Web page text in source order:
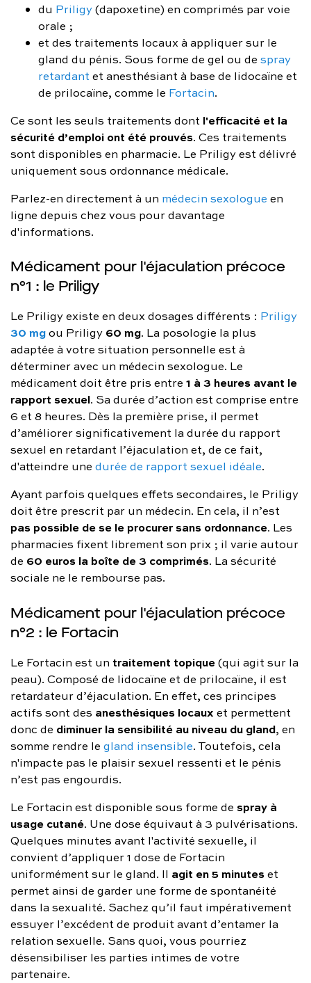
du Priligy(dapoxetine) en comprimés par voie
orale ;
et des traitements locaux à appliquer sur le
gland du pénis. Sous forme de gel ou de spray
retardantet anesthésiant à base de lidocaïne et
de prilocaïne, comme le Fortacin.
Ce sont les seuls traitements dont l'efficacité et la
sécurité d’emploi ont été prouvés. Ces traitements
sont disponibles en pharmacie. Le Priligy est délivré
uniquement sous ordonnance médicale.
Parlez-en directement à un médecin sexologue en
ligne depuis chez vous pour davantage
d'informations.
Médicament pour l'éjaculation précoce
n°1 : le Priligy
Le Priligy existe en deux dosages différents : Priligy
30 mgou Priligy 60 mg. La posologie la plus
adaptée à votre situation personnelle est à
déterminer avec un médecin sexologue. Le
médicament doit être pris entre 1 à 3 heures avant le
rapport sexuel. Sa durée d’action est comprise entre
6 et 8 heures. Dès la première prise, il permet
d’améliorer significativement la durée du rapport
sexuel en retardant l’éjaculation et, de ce fait,
d'atteindre une durée de rapport sexuel idéale.
Ayant parfois quelques effets secondaires, le Priligy
doit être prescrit par un médecin. En cela, il n’est
pas possible de se le procurer sans ordonnance. Les
pharmacies fixent librement son prix ; il varie autour
de 60 euros la boîte de 3 comprimés. La sécurité
sociale ne le rembourse pas.
Médicament pour l'éjaculation précoce
n°2 : le Fortacin
Le Fortacin est un traitement topique(qui agit sur la
peau). Composé de lidocaïne et de prilocaïne, il est
retardateur d’éjaculation. En effet, ces principes
actifs sont des anesthésiques locaux et permettent
donc de diminuer la sensibilité au niveau du gland, en
somme rendre le gland insensible. Toutefois, cela
n'impacte pas le plaisir sexuel ressenti et le pénis
n’est pas engourdis.
Le Fortacin est disponible sous forme de spray à
usage cutané. Une dose équivaut à 3 pulvérisations.
Quelques minutes avant l'activité sexuelle, il
convient d’appliquer 1 dose de Fortacin
uniformément sur le gland. Il agit en 5 minuteset
permet ainsi de garder une forme de spontanéité
dans la sexualité. Sachez qu’il faut impérativement
essuyer l’excédent de produit avant d’entamer la
relation sexuelle. Sans quoi, vous pourriez
désensibiliser les parties intimes de votre
partenaire.